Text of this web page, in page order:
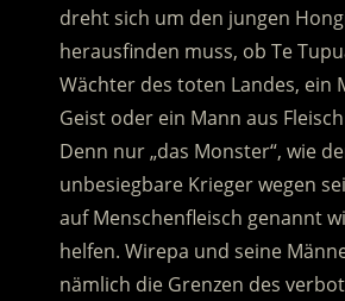
dreht sich um den jungen
herausfinden muss, ob Te
Wächter des toten Landes, ein
Geist oder ein Mann aus
Denn nur „das Monster“, wie
unbesiegbare Krieger wegen
auf Menschenfleisch genannt
helfen. Wirepa und seine
nämlich die Grenzen des